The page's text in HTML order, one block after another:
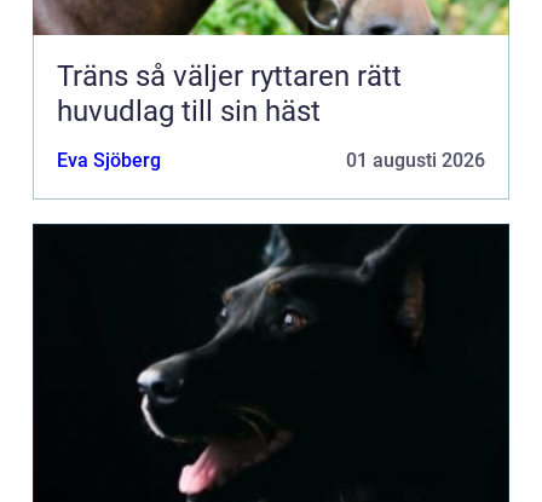
Träns så väljer ryttaren rätt
huvudlag till sin häst
Eva Sjöberg 01 augusti 2026